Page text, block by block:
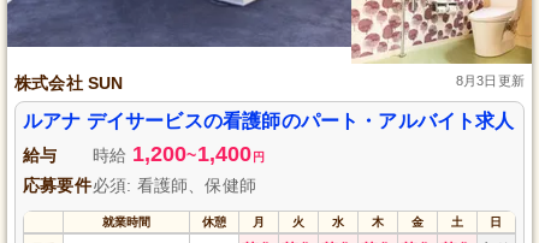
株式会社 SUN 8月3日更新
ルアナ デイサービスの看護師のパート・アルバイト求人
給与 時給 1,200~1,400 円
応募要件必須: 看護師、保健師
就業時間 休憩 月 火 水 木 金 土 日